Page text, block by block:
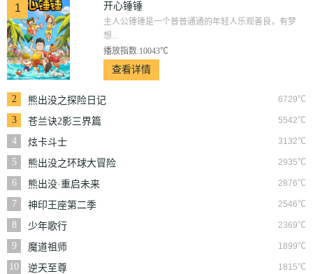
1 开心锤锤
主人公锤锤是一个普普通通的年轻人乐观善良，有梦
想...
播放指数:10043℃
查看详情
2 6729℃
熊出没之探险日记
3
5542℃
苍兰诀2影三界篇
4
3132℃
炫卡斗士
5
2935℃
熊出没之环球大冒险
6
2876℃
熊出没·重启未来
7
2546℃
神印王座第二季
8
2369℃
少年歌行
9
1899℃
魔道祖师
10
1815℃
逆天至尊